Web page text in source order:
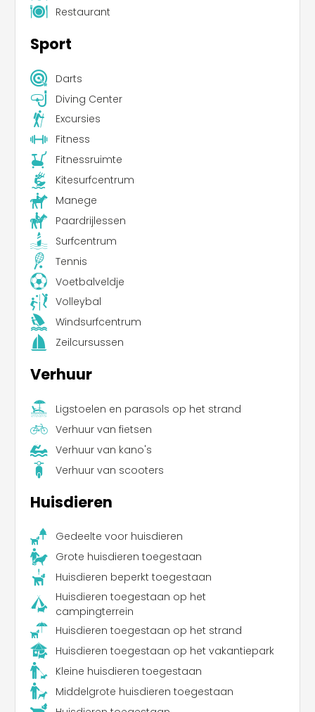
Restaurant
Sport
Darts
Diving Center
Excursies
Fitness
Fitnessruimte
Kitesurfcentrum
Manege
Paardrijlessen
Surfcentrum
Tennis
Voetbalveldje
Volleybal
Windsurfcentrum
Zeilcursussen
Verhuur
Ligstoelen en parasols op het strand
Verhuur van fietsen
Verhuur van kano's
Verhuur van scooters
Huisdieren
Gedeelte voor huisdieren
Grote huisdieren toegestaan
Huisdieren beperkt toegestaan
Huisdieren toegestaan op het
campingterrein
Huisdieren toegestaan op het strand
Huisdieren toegestaan op het vakantiepark
Kleine huisdieren toegestaan
Middelgrote huisdieren toegestaan